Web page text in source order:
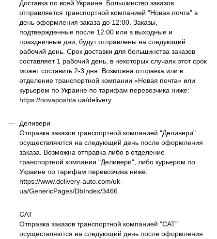
Доставка по всей Украине. Большинство заказов
отправляется транспортной компанией "Новая почта" в
день оформления заказа до 12:00. Заказы,
подтвержденные после 12:00 или в выходные и
праздничные дни, будут отправлены на следующий
рабочий день. Срок доставки для большинства заказов
составляет 1 рабочий день, в некоторых случаях этот срок
может составить 2-3 дня. Возможна отправка или в
отделение транспортной компании «Новая почта» или
курьером по Украине по тарифам перевозчика ниже:
https://novaposhta.ua/delivery
Деливери
Отправка заказов транспортной компанией "Деливери"
осуществляются на следующий день после оформления
заказа. Возможна отправка либо в отделение
транспортной компании "Деливери", либо курьером по
Украине по тарифам перевозчика ниже:
https://www.delivery-auto.com/uk-
ua/GenericPages/DbIndex/3466
САТ
Отправка заказов транспортной компанией "САТ"
осуществляются на следующий день после оформления